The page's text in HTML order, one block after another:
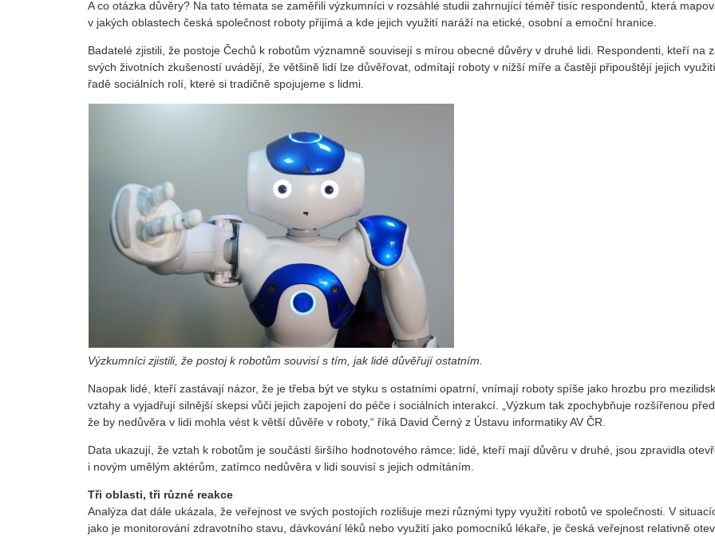
A co otázka důvěry? Na tato témata se zaměřili výzkumníci v rozsáhlé studii zahrnující téměř tisíc respondentů, která
v jakých oblastech česká společnost roboty přijímá a kde jejich využití naráží na etické, osobní a emoční hranice.
Badatelé zjistili, že postoje Čechů k robotům významně souvisejí s mírou obecné důvěry v druhé lidi. Respondenti, kteří na
svých životních zkušeností uvádějí, že většině lidí lze důvěřovat, odmítají roboty v nižší míře a častěji připouštějí jejich
řadě sociálních rolí, které si tradičně spojujeme s lidmi.
Výzkumníci zjistili, že postoj k robotům souvisí s tím, jak lidé důvěřují ostatním.
Naopak lidé, kteří zastávají názor, že je třeba být ve styku s ostatními opatrní, vnímají roboty spíše jako hrozbu pro
vztahy a vyjadřují silnější skepsi vůči jejich zapojení do péče i sociálních interakcí. „Výzkum tak zpochybňuje rozšířenou
že by nedůvěra v lidi mohla vést k větší důvěře v roboty,“ říká David Černý z Ústavu informatiky AV ČR.
Data ukazují, že vztah k robotům je součástí širšího hodnotového rámce: lidé, kteří mají důvěru v druhé, jsou zpravidla
i novým umělým aktérům, zatímco nedůvěra v lidi souvisí s jejich odmítáním.
Tři oblasti, tři různé reakce
Analýza dat dále ukázala, že veřejnost ve svých postojích rozlišuje mezi různými typy využití robotů ve společnosti. V
jako je monitorování zdravotního stavu, dávkování léků nebo využití jako pomocníků lékaře, je česká veřejnost relativně